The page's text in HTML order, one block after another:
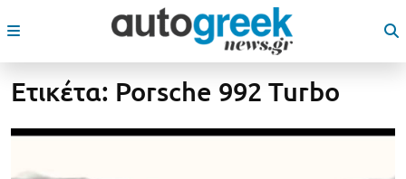
Ετικέτα: Porsche 992 Turbo